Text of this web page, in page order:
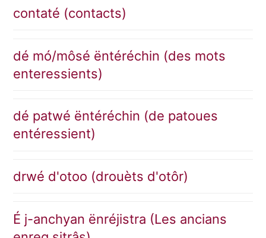
contaté (contacts)
dé mó/môsé ëntéréchin (des mots
enteressients)
dé patwé ëntéréchin (de patoues
entéressient)
drwé d'otoo (drouèts d'otôr)
É j-anchyan ënréjistra (Les ancians